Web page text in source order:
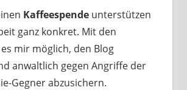
Kaffeespendeunterstützen
ganz konkret. Mit den
mir möglich, den Blog
anwaltlich gegen Angriffe der
Gegner abzusichern.